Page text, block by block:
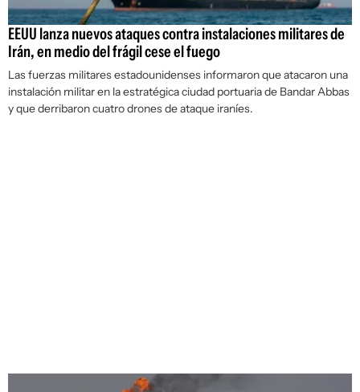
EEUU lanza nuevos ataques contra instalaciones militares de
Irán, en medio del frágil cese el fuego
Las fuerzas militares estadounidenses informaron que atacaron una
instalación militar en la estratégica ciudad portuaria de Bandar Abbas
y que derribaron cuatro drones de ataque iraníes.